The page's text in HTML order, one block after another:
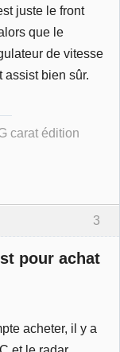
juste le front
que le
de vitesse
assist bien sûr.
carat édition
3
pour achat
acheter, il y a